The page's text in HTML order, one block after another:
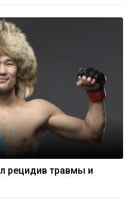
рецидив травмы и